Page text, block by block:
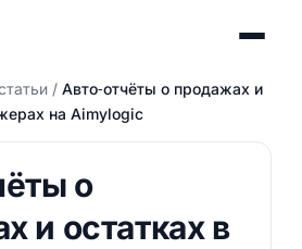
/ Авто‑отчёты о продажах и
на Aimylogic
о
и остатках в